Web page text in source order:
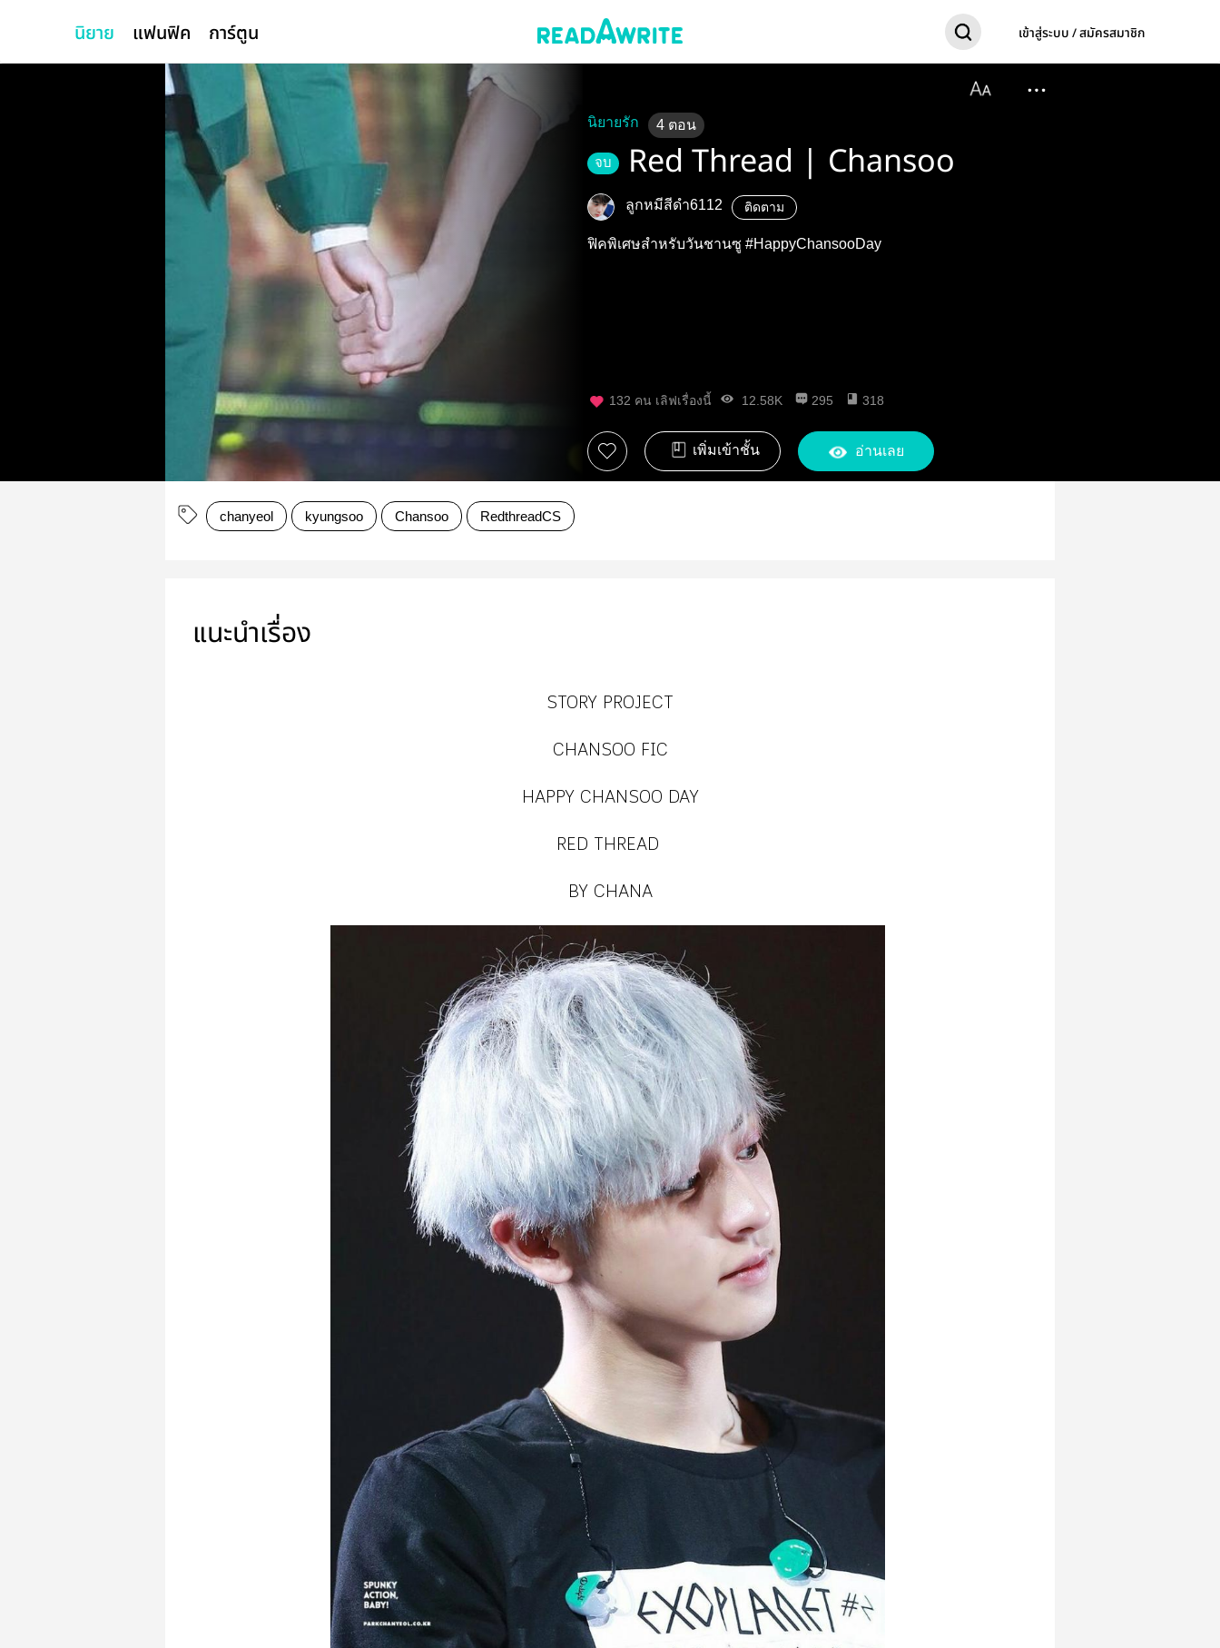
นิยาย แฟนฟิค การ์ตูน เข้าสู่ระบบ / สมัครสมาชิก
นิยายรัก 4 ตอน
จบ Red Thread | Chansoo
ลูกหมีสีดำ6112 ติดตาม
ฟิคพิเศษสำหรับวันชานซู #HappyChansooDay
132 คน เลิฟเรื่องนี้ 12.58K 295 318
เพิ่มเข้าชั้น อ่านเลย
chanyeol kyungsoo Chansoo RedthreadCS
แนะนำเรื่อง
STORY PROJECT
CHANSOO FIC
HAPPY CHANSOO DAY
RED THREAD
BY CHANA